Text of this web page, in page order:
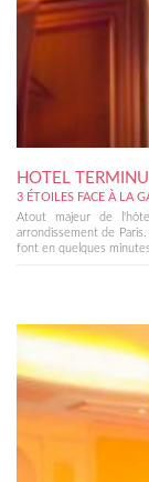
HOTEL
3 ÉTOILES FACE À LA
Atout majeur de
arrondissement de
font en quelques